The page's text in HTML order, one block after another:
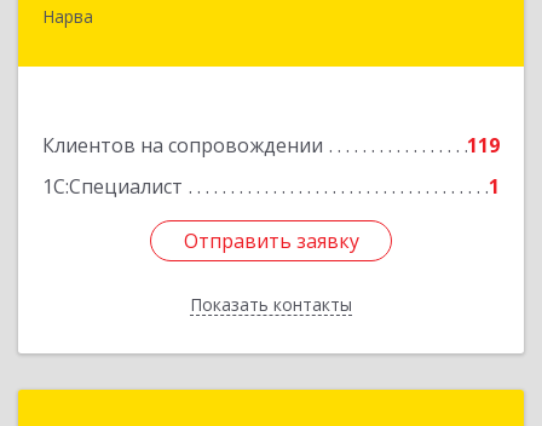
Нарва
Клиентов на сопровождении
119
1С:Специалист
1
Отправить заявку
Показать контакты
Отправить заявку
Назад